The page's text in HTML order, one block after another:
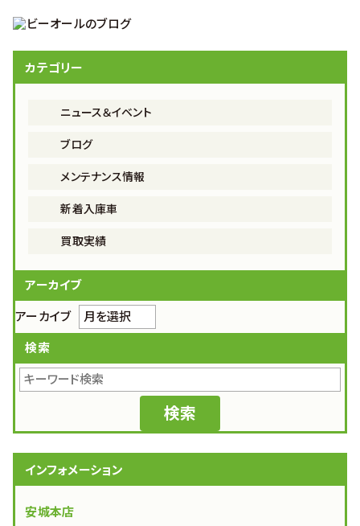
カテゴリー
ニュース＆イベント
ブログ
メンテナンス情報
新着入庫車
買取実績
アーカイブ
アーカイブ
検索
インフォメーション
安城本店